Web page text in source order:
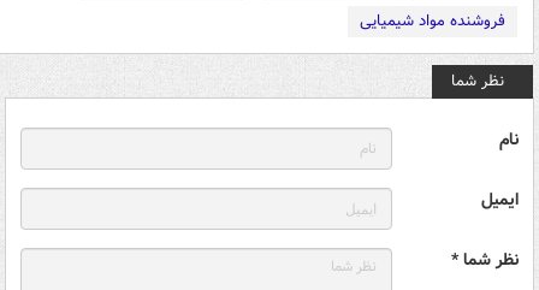
فروشنده مواد شیمیایی
نظر شما
نام
ایمیل
نظر شما *